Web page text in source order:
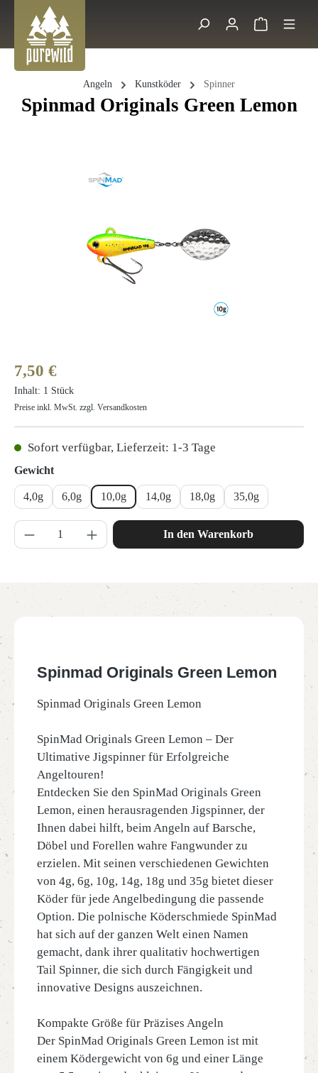
Zum Hauptinhalt springen
Suche
Angeln Kunstköder Spinner
Spinmad Originals Green Lemon
Regulärer Preis:
7,50 €
Inhalt: 1 Stück
Preise inkl. MwSt. zzgl. Versandkosten
Sofort verfügbar, Lieferzeit: 1-3 Tage
Gewichtauswählen
4,0g 6,0g 10,0g 14,0g 18,0g 35,0g
Produkt Anzahl: Gib den gewünschten Wert
In den Warenkorb
Spinmad Originals Green Lemon
Spinmad Originals Green Lemon
SpinMad Originals Green Lemon – Der
Ultimative Jigspinner für Erfolgreiche
Angeltouren!
Entdecken Sie den SpinMad Originals Green
Lemon, einen herausragenden Jigspinner, der
Ihnen dabei hilft, beim Angeln auf Barsche,
Döbel und Forellen wahre Fangwunder zu
erzielen. Mit seinen verschiedenen Gewichten
von 4g, 6g, 10g, 14g, 18g und 35g bietet dieser
Köder für jede Angelbedingung die passende
Option. Die polnische Köderschmiede SpinMad
hat sich auf der ganzen Welt einen Namen
gemacht, dank ihrer qualitativ hochwertigen
Tail Spinner, die sich durch Fängigkeit und
innovative Designs auszeichnen.
Kompakte Größe für Präzises Angeln
Der SpinMad Originals Green Lemon ist mit
einem Ködergewicht von 6g und einer Länge